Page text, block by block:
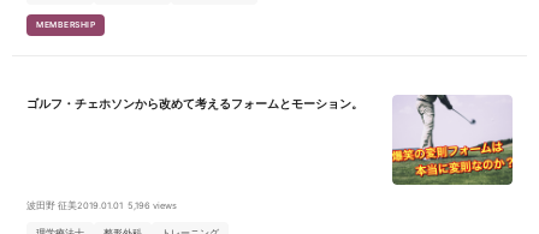
MEMBERSHIP
ゴルフ・チェホソンから改めて考えるフォームとモーション。
波田野 征美2019.01.01 5,196 views